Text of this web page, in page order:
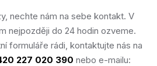
nechte nám na sebe kontakt. V
nejpozději do 24 hodin ozveme.
formuláře rádi, kontaktujte nás na
227 020 390 nebo e-mailu: